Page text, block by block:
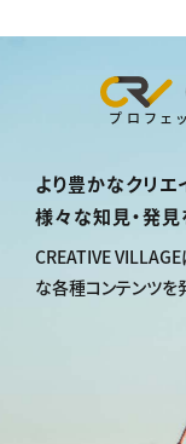
プロフェ
より豊かなクリエ
様々な知見・発見
CREATIVE VILLAGE
な各種コンテンツを